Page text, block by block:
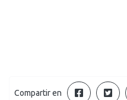
Compartir en